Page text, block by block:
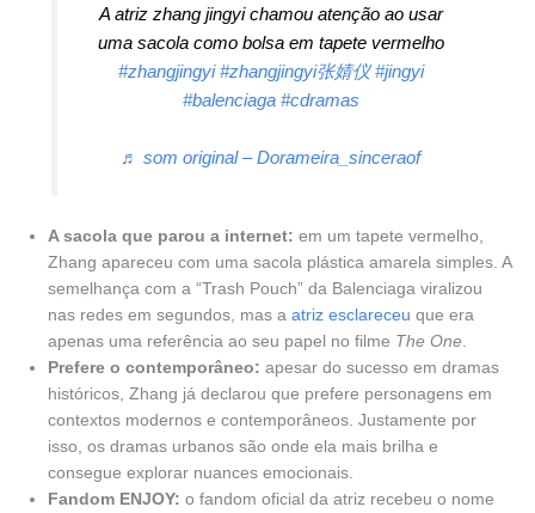
A atriz zhang jingyi chamou atenção ao usar
uma sacola como bolsa em tapete vermelho
#zhangjingyi #zhangjingyi张婧仪 #jingyi
#balenciaga #cdramas
♬ som original – Dorameira_sinceraof
A sacola que parou a internet: em um tapete vermelho,
Zhang apareceu com uma sacola plástica amarela simples. A
semelhança com a “Trash Pouch” da Balenciaga viralizou
nas redes em segundos, mas a atriz esclareceu que era
apenas uma referência ao seu papel no filme The One
Prefere o contemporâneo: apesar do sucesso em dramas
históricos, Zhang já declarou que prefere personagens em
contextos modernos e contemporâneos. Justamente por
isso, os dramas urbanos são onde ela mais brilha e
consegue explorar nuances emocionais.
Fandom ENJOY: o fandom oficial da atriz recebeu o nome